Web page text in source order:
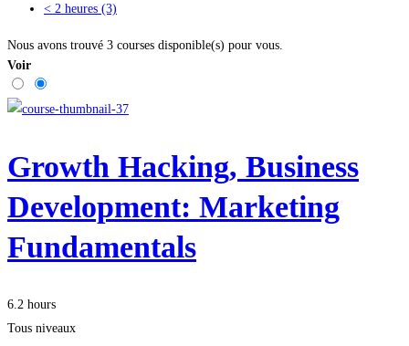
< 2 heures (3)
Nous avons trouvé 3 courses disponible(s) pour vous.
Voir
Growth Hacking, Business
Development: Marketing
Fundamentals
6.2 hours
Tous niveaux